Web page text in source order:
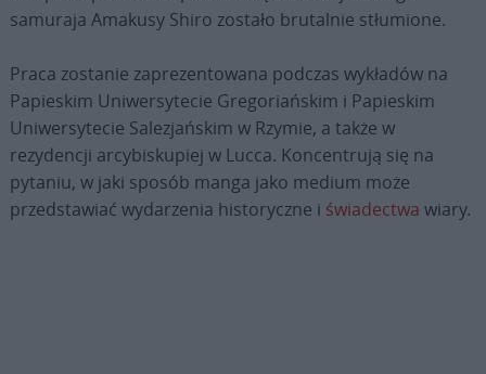
samuraja Amakusy Shiro zostało brutalnie stłumione.
Praca zostanie zaprezentowana podczas wykładów na
Papieskim Uniwersytecie Gregoriańskim i Papieskim
Uniwersytecie Salezjańskim w Rzymie, a także w
rezydencji arcybiskupiej w Lucca. Koncentrują się na
pytaniu, w jaki sposób manga jako medium może
przedstawiać wydarzenia historyczne i świadectwa wiary.